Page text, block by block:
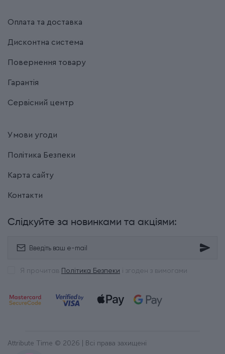
Оплата та доставка
Дисконтна система
Повернення товару
Гарантія
Сервісний центр
Умови угоди
Політика Безпеки
Карта сайту
Контакти
Слідкуйте за новинками та акціями:
Я прочитав Політика Безпеки і згоден з вимогами
Attribute Time © 2026 | Всі права захищені